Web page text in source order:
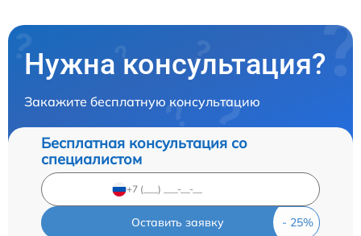
Нужна консультация?
Закажите бесплатную консультацию
Бесплатная консультация со
специалистом
Оставить заявку